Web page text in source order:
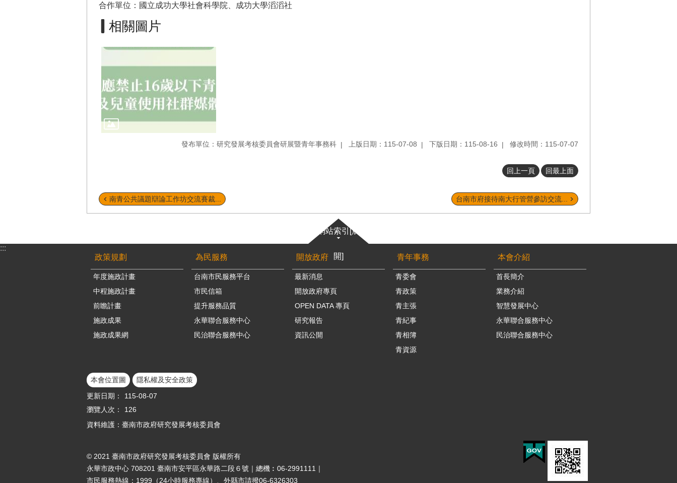
合作單位：國立成功大學社會科學院、成功大學滔滔社
相關圖片
發布單位：研究發展考核委員會研展暨青年事務科 上版日期：115-07-08 下版日期：115-08-16 修改時間：115-07-07
回上一頁 回最上面
南青公共議題辯論工作坊交流賽裁... 台南市府接待南大行管營參訪交流...
網站索引[展
開]
:::
政策規劃
年度施政計畫
中程施政計畫
前瞻計畫
施政成果
施政成果網
為民服務
台南市民服務平台
市民信箱
提升服務品質
永華聯合服務中心
民治聯合服務中心
開放政府
最新消息
開放政府專頁
OPEN DATA 專頁
研究報告
資訊公開
青年事務
青委會
青政策
青主張
青紀事
青相簿
青資源
本會介紹
首長簡介
業務介紹
智慧發展中心
永華聯合服務中心
民治聯合服務中心
本會位置圖
隱私權及安全政策
更新日期：
115-08-07
瀏覽人次：
126
資料維護：臺南市政府研究發展考核委員會
© 2021 臺南市政府研究發展考核委員會 版權所有
永華市政中心 708201 臺南市安平區永華路二段６號｜總機︰06-2991111｜
市民服務熱線：1999（24小時服務專線）、外縣市請撥06-6326303